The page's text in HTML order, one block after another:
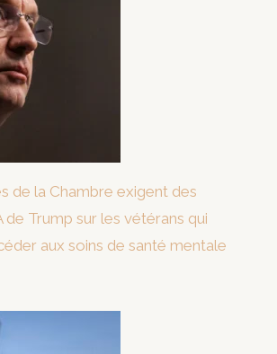
de la Chambre exigent des
de Trump sur les vétérans qui
aux soins de santé mentale